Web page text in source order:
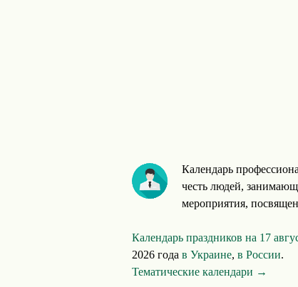
Календарь
честь людей,
мероприятия,
Календарь праздников на 17
2026 года в Украине, в России.
Тематические календари →